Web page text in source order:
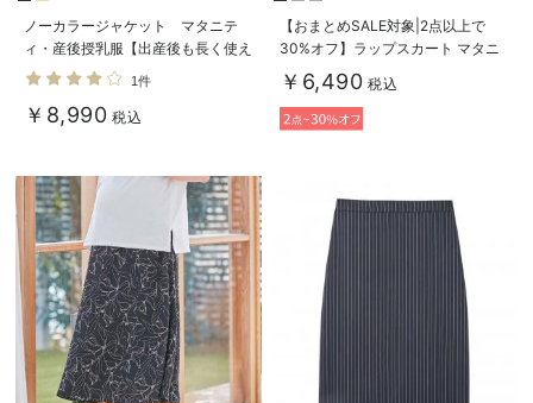
ノーカラージャケット マタニテ
ィ・産後授乳服【出産後も長く使え
る】
1件
￥8,990 税込
【おまとめSALE対象|2点以上で
30%オフ】ラップスカート マタニ
ティ・産後 【出産後も長く使え
る】
￥6,490 税込